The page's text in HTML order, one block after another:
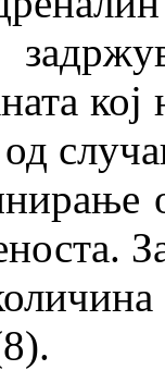
кој